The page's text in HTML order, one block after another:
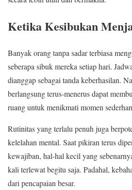
Ketika Kesibukan
Banyak orang tanpa sadar terbiasa
seberapa sibuk mereka setiap hari.
dianggap sebagai tanda keberhasilan.
berlangsung terus-menerus dapat
ruang untuk menikmati momen
Rutinitas yang terlalu penuh juga
kelelahan mental. Saat pikiran terus
kewajiban, hal-hal kecil yang
kali terlewat begitu saja. Padahal,
dari pencapaian besar.